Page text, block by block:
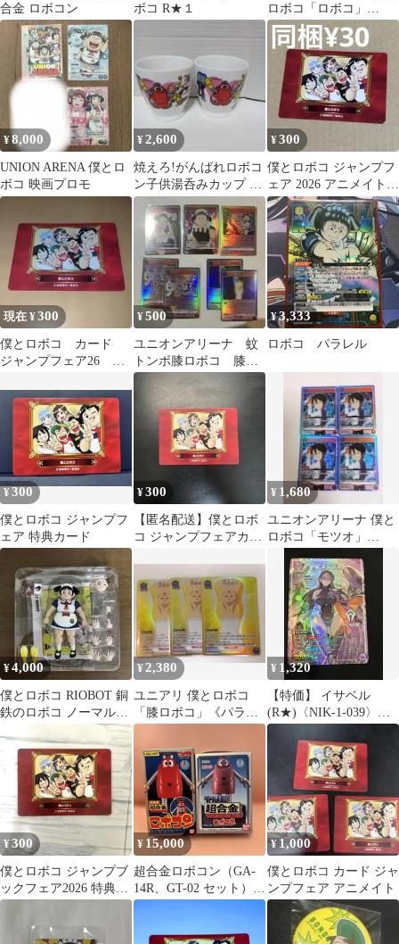
合金 ロボコン
ボコ R★１
ロボコ「ロボコ」
SR（スーパーレア）２
枚セット 青
¥8,000
UNION ARENA 僕とロ
ボコ 映画プロモ
¥2,600
焼えろ!がんばれロボコ
ン子供湯呑みカップ 陶
器製 2個 昭和レトロ
¥300
僕とロボコ ジャンプフ
ェア 2026 アニメイト
特典 カード ①
現在 ¥300
僕とロボコ カード
ジャンプフェア26 ア
¥500
ユニオンアリーナ 蚊
トンボ膝ロボコ 膝ロ
ボコ ロボコ
¥3,333
ロボコ パラレル
¥300
僕とロボコ ジャンプフ
ェア 特典カード
¥300
【匿名配送】僕とロボ
コ ジャンプフェアカー
¥ 1,680
ユニオンアリーナ 僕と
ロボコ「モツオ」
枚セット
¥4,000
僕とロボコ RIOBOT 銅
鉄のロボコ ノーマル
¥2,380
ユニアリ 僕とロボコ
「膝ロボコ」《パラレ
ル》R★（レア★）３
枚セット
¥ 1,320
【特価】 イサベル
(R★)〈NIK-1-039〉
[UA18BT]ユニオンアリ
ーナ パラレル
¥300
僕とロボコ ジャンプブ
ックフェア2026 特典カ
ード
¥ 15,000
超合金ロボコン（GA-
14R、GT-02 セット）
未開封・未使用
¥ 1,000
僕とロボコ カード ジャ
ンプフェア アニメイト